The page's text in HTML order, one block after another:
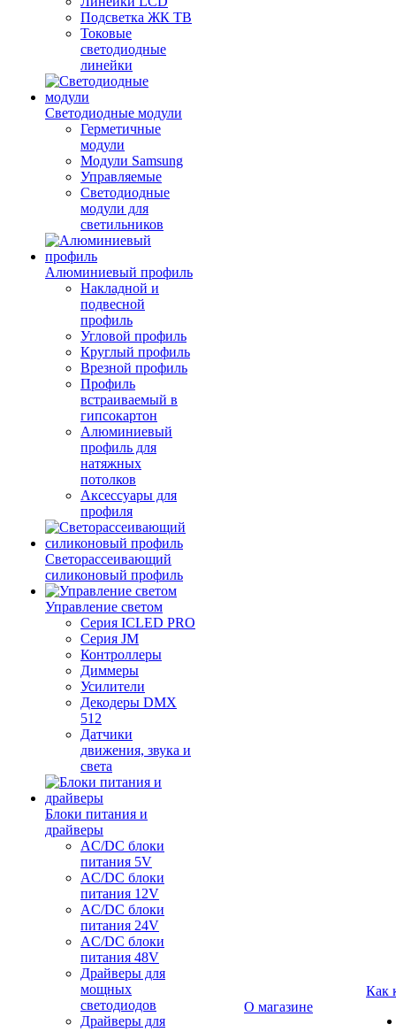
Подсветка ЖК ТВ
Токовые
светодиодные
линейки
Светодиодные модули
Герметичные
модули
Модули Samsung
Управляемые
Светодиодные
модули для
светильников
Алюминиевый профиль
Накладной и
подвесной
профиль
Угловой профиль
Круглый профиль
Врезной профиль
Профиль
встраиваемый в
гипсокартон
Алюминиевый
профиль для
натяжных
потолков
Аксессуары для
профиля
Светорассеивающий
силиконовый профиль
Управление светом
Серия ICLED PRO
Серия JM
Контроллеры
Диммеры
Усилители
Декодеры DMX
512
Датчики
движения, звука и
света
Блоки питания и
драйверы
AC/DC блоки
питания 5V
AC/DC блоки
питания 12V
AC/DC блоки
питания 24V
AC/DC блоки
питания 48V
Драйверы для
мощных
светодиодов
Драйверы для
О магазине
Как